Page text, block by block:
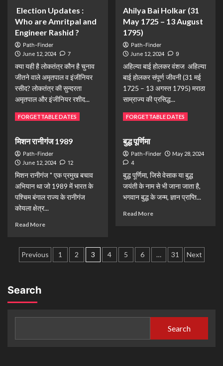
Election Updates :
Who are Amritpal and
Engineer Rashid ?
Path-Finder
June 12, 2024 7
क्या यही है लोकतंत्र कौन है चुनाव
जीतने वाले अमृतपाल व इंजीनियर
रसीद? लोकतंत्र की सुन्दरता
अमृतपाल और इंजीनियर रशीद...
Read More
Ahilya Bai Holkar (31
May 1725 – 13 August
1795)
Path-Finder
June 12, 2024 9
अहिल्या बाई होलकर वंशज अहिल्या
बाई होलकर संपूर्ण जीवनी (31 मई
1725 – 13 अगस्त 1795) मराठा
साम्राज्य की प्रसिद्ध...
Read More
FORGETTABLE DATES
मिशन रानीगंज 1989
Path-Finder
June 12, 2024 12
मिशन रानीगंज " एक प्रमुख बचाव
अभियान था जो 1989 में भारत के
पश्चिम बंगाल राज्य के रानीगंज
कोयला क्षेत्र...
Read More
FORGETTABLE DATES
बुद्ध पूर्णिमा
Path-Finder May 28, 2024
4
बुद्ध पूर्णिमा, जिसे वेसाक या बुद्ध
जयंती के नाम से भी जाना जाता है,
भगवान बुद्ध के जन्म, ज्ञान प्राप्ति...
Read More
Previous 1 2 3 4 5 6 … 31 Next
Search
Search